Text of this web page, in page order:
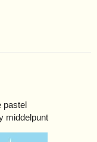
pastel
middelpunt